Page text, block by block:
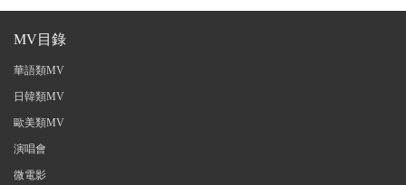
MV目錄
華語類MV
日韓類MV
歐美類MV
演唱會
微電影